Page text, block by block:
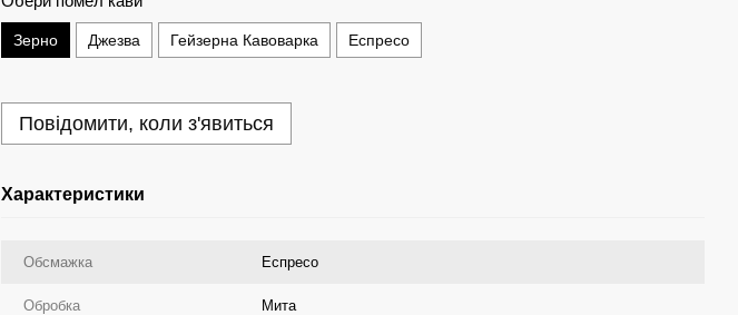
Зерно Джезва Гейзерна Кавоварка Еспресо
Повідомити, коли з'явиться
Характеристики
Обсмажка Еспресо
Обробка Мита